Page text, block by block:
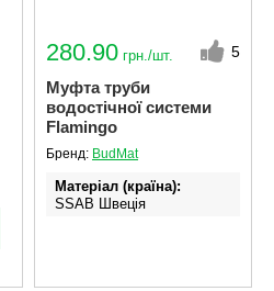
280.90 грн./шт. 5
Муфта труби
водостічної системи
Flamingo
Бренд: BudMat
Матеріал (країна)
SSAB Швеція